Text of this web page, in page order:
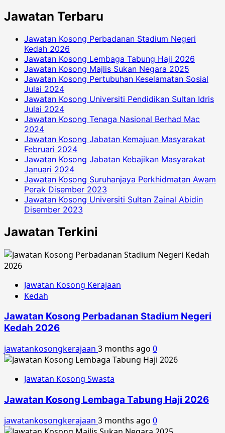
Jawatan Terbaru
Jawatan Kosong Perbadanan Stadium Negeri
Kedah 2026
Jawatan Kosong Lembaga Tabung Haji 2026
Jawatan Kosong Majlis Sukan Negara 2025
Jawatan Kosong Pertubuhan Keselamatan Sosial
Julai 2024
Jawatan Kosong Universiti Pendidikan Sultan Idris
Julai 2024
Jawatan Kosong Tenaga Nasional Berhad Mac
2024
Jawatan Kosong Jabatan Kemajuan Masyarakat
Februari 2024
Jawatan Kosong Jabatan Kebajikan Masyarakat
Januari 2024
Jawatan Kosong Suruhanjaya Perkhidmatan Awam
Perak Disember 2023
Jawatan Kosong Universiti Sultan Zainal Abidin
Disember 2023
Jawatan Terkini
Jawatan Kosong Kerajaan
Kedah
Jawatan Kosong Perbadanan Stadium Negeri
Kedah 2026
jawatankosongkerajaan 3 months ago 0
Jawatan Kosong Swasta
Jawatan Kosong Lembaga Tabung Haji 2026
jawatankosongkerajaan 3 months ago 0